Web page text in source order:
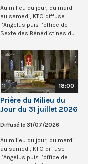
Au milieu du jour, du mardi
au samedi, KTO diffuse
l’Angelus puis l’office de
Sexte des Bénédictines du
18:00
Prière du Milieu du
Jour du 31 juillet 2026
au Sacré-Coeur de
Montmartre
Diffusé le 31/07/2026
Au milieu du jour, du mardi
au samedi, KTO diffuse
l’Angelus puis l’office de